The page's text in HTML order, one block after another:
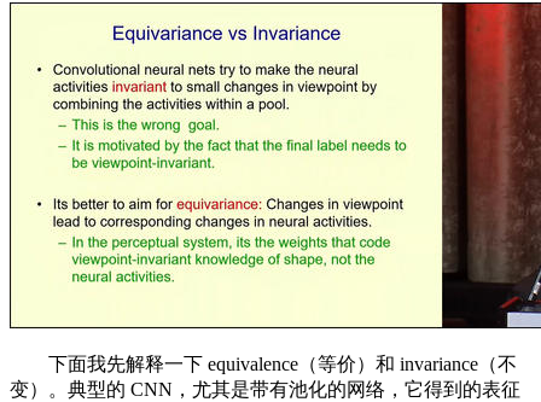
下面我先解释一下 equivalence（等价）和 invariance（不
变）。典型的 CNN，尤其是带有池化的网络，它得到的表征